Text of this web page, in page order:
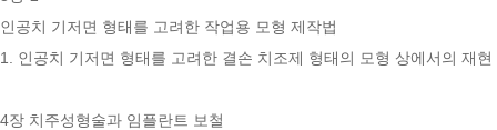
인공치 기저면 형태를 고려한 작업용 모형 제작법
1. 인공치 기저면 형태를 고려한 결손 치조제 형태의 모형 상에서의 재현
4장 치주성형술과 임플란트 보철